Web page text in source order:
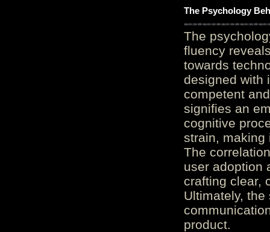
The Psychology
The
fluency
towards
designed with
competent
signifies an
cognitive
strain, making
The
user adoption
crafting clear,
Ultimately,
product.